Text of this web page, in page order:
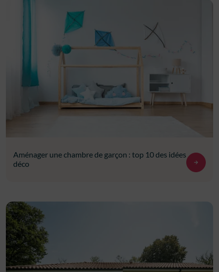
Aménager une chambre de garçon : top 10 des idées
déco